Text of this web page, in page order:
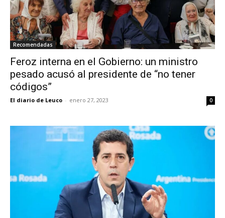
Recomendadas
Feroz interna en el Gobierno: un ministro
pesado acusó al presidente de “no tener
códigos”
El diario de Leuco - enero 27, 2023 0